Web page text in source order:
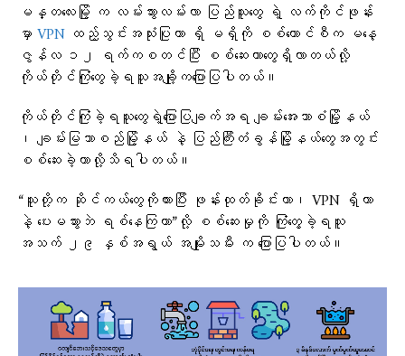
မန္တလေးမြို့ က လမ်းသွားလမ်းလာ ပြည်သူတွေ ရဲ့ လက်ကိုင်ဖုန်း
မှာ VPN ထည့်သွင်းအသုံးပြုတာ ရှိ မရှိကို စစ်ကောင်စီက မနေ့
ဇွန်လ ၁၂ ရက်ကစတင်ပြီး စစ်ဆေးတာတွေရှိလာတယ်လို့
ကိုယ်တိုင်ကြုံတွေခဲ့ရသူအချို့ကပြောပြပါတယ်။
ကိုယ်တိုင်ကြုံခဲ့ရသူတွေရဲ့ပြောပြချက်အရ ချမ်းအေးသာစံမြို့နယ်
၊ ချမ်းမြသာစည်မြို့နယ် နဲ့ ပြည်ကြီးတံခွန်မြို့နယ်တွေအတွင်း
စစ်ဆေးခဲ့တာလို့သိရပါတယ်။
“သူတို့က ဆိုင်ကယ်တွေကိုတားပြီး ဖုန်းထုတ်ခိုင်းတာ၊ VPN ရှိတာ
နဲ့ ပေးမသွားဘဲ ရစ်နေကြတာ”လို့ စစ်ဆေးမှုကို ကြုံတွေ့ခဲ့ရသူ
အသက် ၂၉ နှစ်အရွယ် အမျိုးသမီး က ပြောပြပါတယ်။